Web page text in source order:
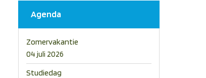
Agenda
Zomervakantie
04 juli 2026
Studiedag